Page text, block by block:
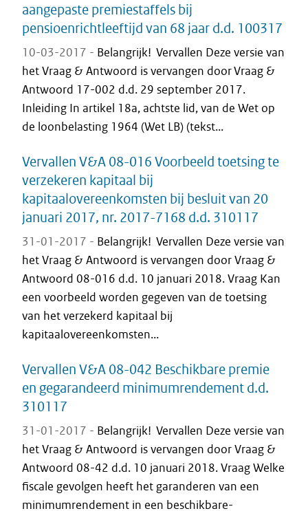
aangepaste premiestaffels bij
pensioenrichtleeftijd van 68 jaar d.d. 100317
10-03-2017 - Belangrijk! Vervallen Deze versie van
het Vraag & Antwoord is vervangen door Vraag &
Antwoord 17-002 d.d. 29 september 2017.
Inleiding In artikel 18a, achtste lid, van de Wet op
de loonbelasting 1964 (Wet LB) (tekst...
Vervallen V&A 08-016 Voorbeeld toetsing te
verzekeren kapitaal bij
kapitaalovereenkomsten bij besluit van 20
januari 2017, nr. 2017-7168 d.d. 310117
31-01-2017 - Belangrijk! Vervallen Deze versie van
het Vraag & Antwoord is vervangen door Vraag &
Antwoord 08-016 d.d. 10 januari 2018. Vraag Kan
een voorbeeld worden gegeven van de toetsing
van het verzekerd kapitaal bij
kapitaalovereenkomsten...
Vervallen V&A 08-042 Beschikbare premie
en gegarandeerd minimumrendement d.d.
310117
31-01-2017 - Belangrijk! Vervallen Deze versie van
het Vraag & Antwoord is vervangen door Vraag &
Antwoord 08-42 d.d. 10 januari 2018. Vraag Welke
fiscale gevolgen heeft het garanderen van een
minimumrendement in een beschikbare-